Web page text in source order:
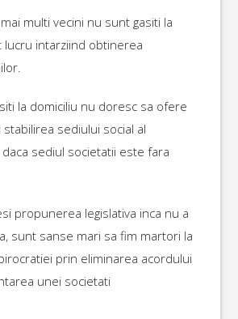
multi vecini nu sunt gasiti la
lucru intarziind obtinerea
la domiciliu nu doresc sa ofere
sediului social al
sediul societatii este fara
propunerea legislativa inca nu a
sunt sanse mari sa fim martori la
prin eliminarea acordului
unei societati